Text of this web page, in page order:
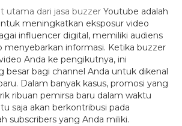
utama dari jasa buzzerYoutube adalah
meningkatkan eksposur video
influencer digital, memiliki audiens
menyebarkan informasi. Ketika buzzer
Anda ke pengikutnya, ini
besar bagi channel Anda untuk dikenal
Dalam banyak kasus, promosi yang
ribuan pemirsa baru dalam waktu
saja akan berkontribusi pada
subscribers yang Anda miliki.